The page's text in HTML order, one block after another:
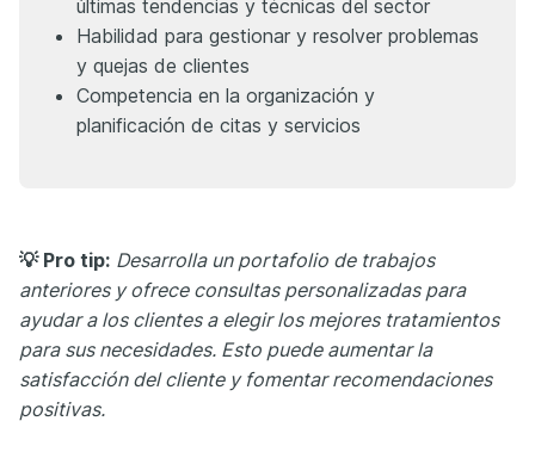
últimas tendencias y técnicas del sector
Habilidad para gestionar y resolver problemas
y quejas de clientes
Competencia en la organización y
planificación de citas y servicios
💡 Pro tip: Desarrolla un portafolio de trabajos
anteriores y ofrece consultas personalizadas para
ayudar a los clientes a elegir los mejores tratamientos
para sus necesidades. Esto puede aumentar la
satisfacción del cliente y fomentar recomendaciones
positivas.